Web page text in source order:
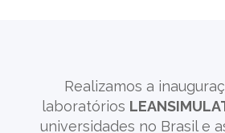
Realizamos a
laboratórios
universidades no Brasil e